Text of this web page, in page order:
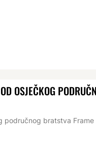
OSJEČKOG
područnog bratstva